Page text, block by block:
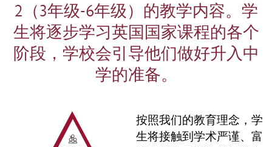
2（3年级-6年级）的教学内容。学
生将逐步学习英国国家课程的各个
阶段，学校会引导他们做好升入中
学的准备。
按照我们的教育理念，学
生将接触到学术严谨、富